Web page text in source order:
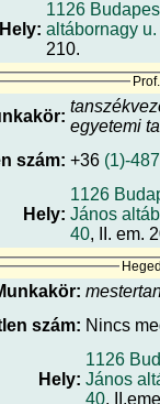
Hely:
1126
altábornagy u.
210.
egyetemi
szám: +36 (1)-
Hely:
1126
János
40, II. em.
szám: Nincs
Hely:
1126
János
40,